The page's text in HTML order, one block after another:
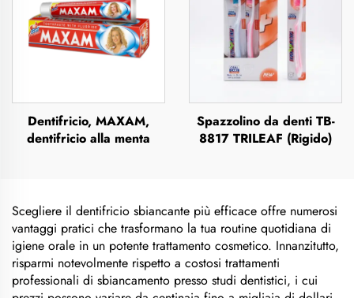
Dentifricio, MAXAM,
dentifricio alla menta
Spazzolino da denti TB-
8817 TRILEAF (Rigido)
Scegliere il dentifricio sbiancante più efficace offre numerosi
vantaggi pratici che trasformano la tua routine quotidiana di
igiene orale in un potente trattamento cosmetico. Innanzitutto,
risparmi notevolmente rispetto a costosi trattamenti
professionali di sbiancamento presso studi dentistici, i cui